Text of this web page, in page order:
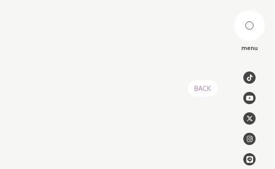
menu
BACK